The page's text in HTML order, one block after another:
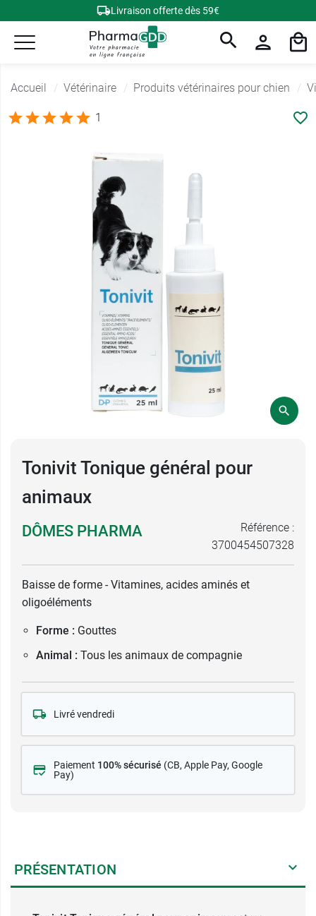
Livraison offerte dès 59€
Accueil Vétérinaire Produits vétérinaires pour chien
1
Tonivit Tonique général pour
animaux
DÔMES PHARMA
Référence :
3700454507328
Baisse de forme - Vitamines, acides aminés et
oligoéléments
Forme : Gouttes
Animal : Tous les animaux de compagnie
Livré vendredi
Paiement 100% sécurisé (CB, Apple Pay, Google
Pay)
PRÉSENTATION